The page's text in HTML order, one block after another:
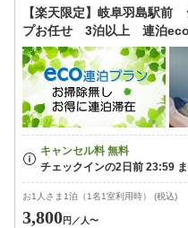
【楽天限定】岐阜羽島駅
プお任せ 3泊以上 連泊
お1人さま1泊（1名1室利用時） (税込)
3,800円 ／人〜